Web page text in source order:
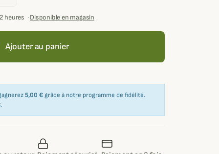
heures ·Disponible en magasin
Ajouter au panier
5,00 € grâce à notre programme de fidélité.
.